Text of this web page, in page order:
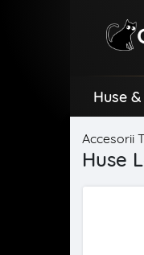
Huse
Accesorii
Huse